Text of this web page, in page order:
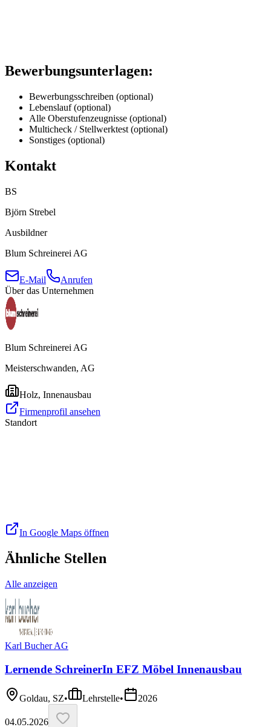
Bewerbungsunterlagen:
Bewerbungsschreiben (optional)
Lebenslauf (optional)
Alle Oberstufenzeugnisse (optional)
Multicheck / Stellwerktest (optional)
Sonstiges (optional)
Kontakt
BS
Björn Strebel
Ausbildner
Blum Schreinerei AG
E-Mail
Anrufen
Über das Unternehmen
Blum Schreinerei AG
Meisterschwanden, AG
Holz, Innenausbau
Firmenprofil ansehen
Standort
In Google Maps öffnen
Ähnliche Stellen
Alle anzeigen
Karl Bucher AG
Lernende SchreinerIn EFZ Möbel Innenausbau
Goldau, SZ• Lehrstelle• 2026
04.05.2026